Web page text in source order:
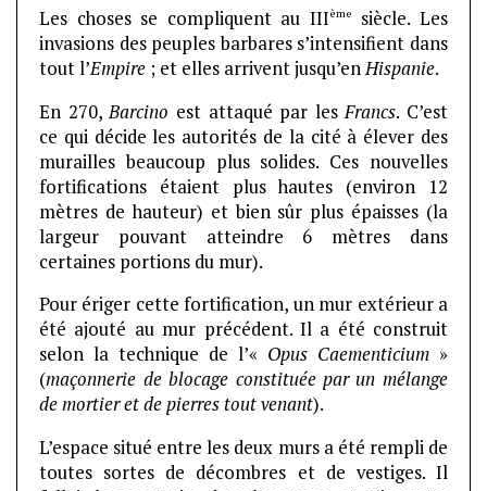
Les choses se compliquent au IIIème
siècle. Les
invasions des peuples barbares s’intensifient dans
tout l’Empire ; et elles arrivent jusqu’enHispanie.
En 270,Barcino est attaqué par lesFrancs. C’est
ce qui décide les autorités de la cité à élever des
murailles beaucoup plus solides. Ces nouvelles
fortifications étaient plus hautes (environ 12
mètres de hauteur) et bien sûr plus épaisses (la
largeur pouvant atteindre 6 mètres dans
certaines portions du mur).
Pour ériger cette fortification, un mur extérieur a
été ajouté au mur précédent. Il a été construit
selon la technique de l’« Opus Caementicium»
(maçonnerie de blocage constituée par un mélange
de mortier et de pierres tout venant).
L’espace situé entre les deux murs a été rempli de
toutes sortes de décombres et de vestiges. Il